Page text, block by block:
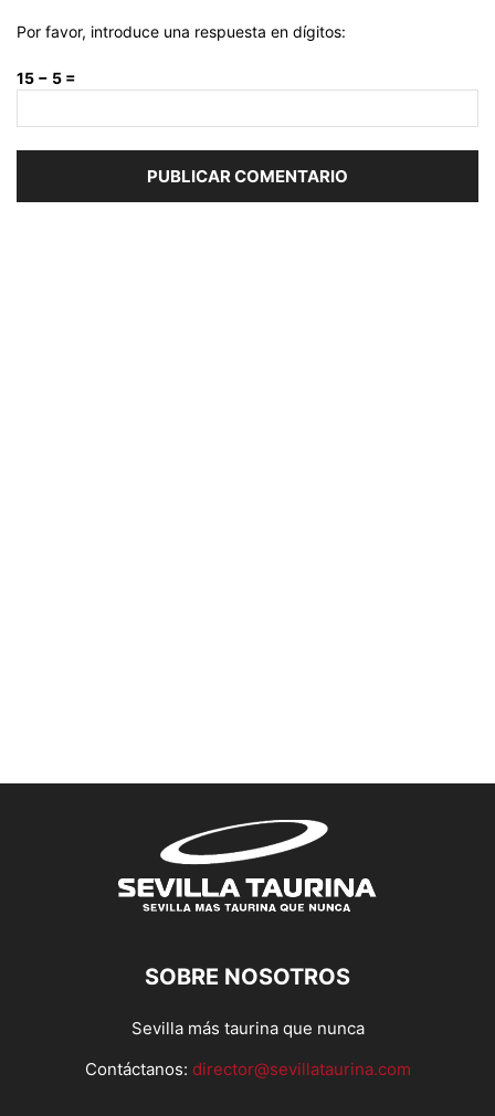
Por favor, introduce una respuesta en dígitos:
15 − 5 =
SOBRE NOSOTROS
Sevilla más taurina que nunca
Contáctanos: director@sevillataurina.com